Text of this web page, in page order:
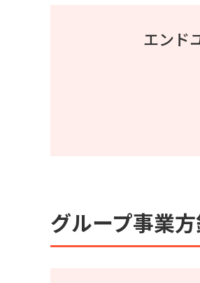
エンド
グループ事業